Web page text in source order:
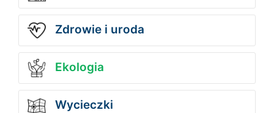
Zdrowie i uroda
Ekologia
Wycieczki